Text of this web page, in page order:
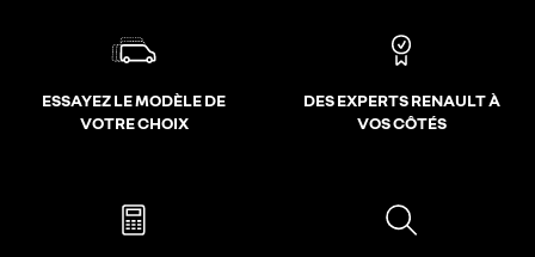
ESSAYEZ LE MODÈLE DE
VOTRE CHOIX
DES EXPERTS RENAULT À
VOS CÔTÉS